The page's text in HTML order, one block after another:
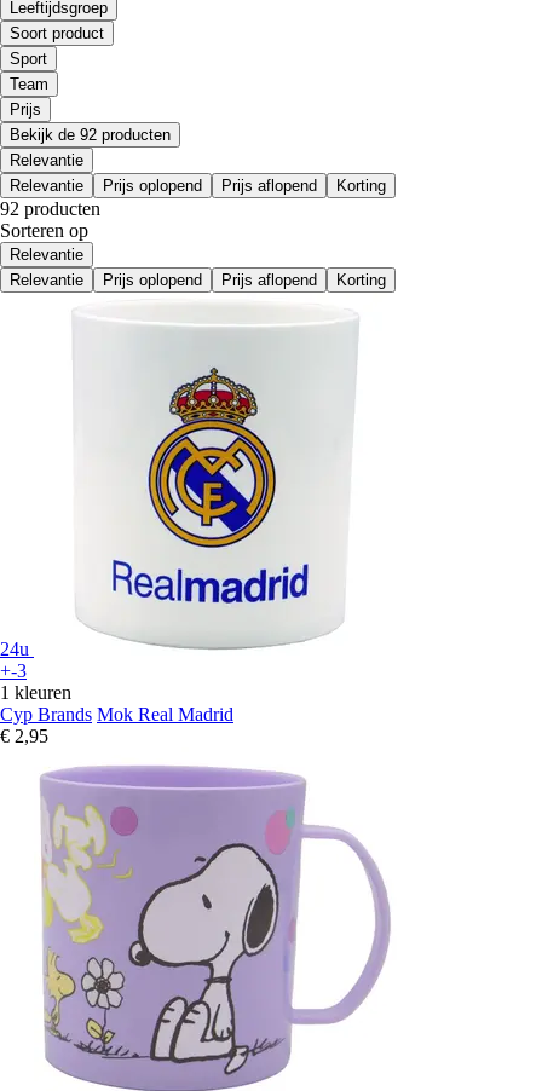
Leeftijdsgroep
Soort product
Sport
Team
Prijs
Bekijk de 92 producten
Relevantie
Relevantie
Prijs oplopend Prijs aflopend Korting
92 producten
Sorteren op
Relevantie
Relevantie
Prijs oplopend Prijs aflopend Korting
24u
+-3
1 kleuren
Cyp Brands Mok Real Madrid
€ 2,95